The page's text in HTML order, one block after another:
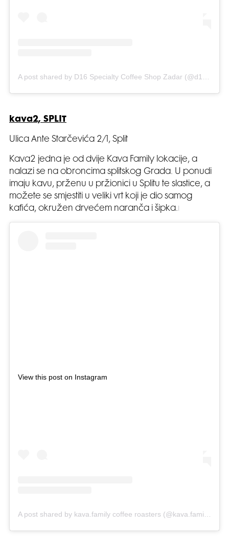
kava2, SPLIT
Ulica Ante Starčevića 2/1, Split
Kava2 jedna je od dvije Kava Family lokacije, a
nalazi se na obroncima splitskog Grada. U ponudi
imaju kavu, prženu u pržionici u Splitu te slastice, a
možete se smjestiti u veliki vrt koji je dio samog
kafića, okružen drvećem naranča i šipka.l
View this post on Instagram